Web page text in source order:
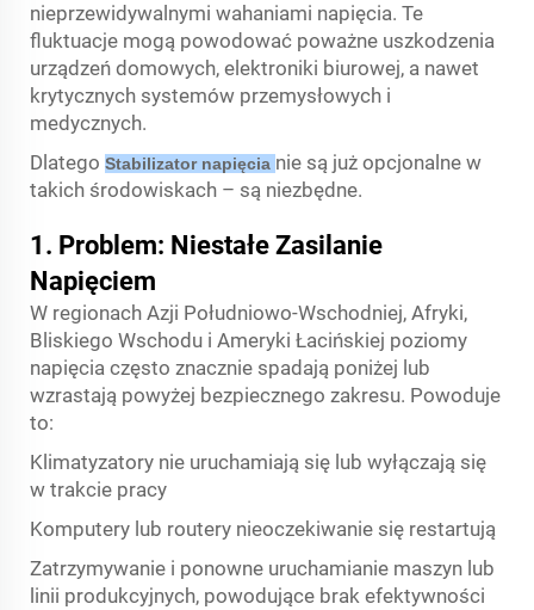
nieprzewidywalnymi wahaniami napięcia. Te
fluktuacje mogą powodować poważne uszkodzenia
urządzeń domowych, elektroniki biurowej, a nawet
krytycznych systemów przemysłowych i
medycznych.
Dlatego Stabilizator napięcia nie są już opcjonalne w
takich środowiskach – są niezbędne.
1. Problem: Niestałe Zasilanie
Napięciem
W regionach Azji Południowo-Wschodniej, Afryki,
Bliskiego Wschodu i Ameryki Łacińskiej poziomy
napięcia często znacznie spadają poniżej lub
wzrastają powyżej bezpiecznego zakresu. Powoduje
to:
Klimatyzatory nie uruchamiają się lub wyłączają się
w trakcie pracy
Komputery lub routery nieoczekiwanie się restartują
Zatrzymywanie i ponowne uruchamianie maszyn lub
linii produkcyjnych, powodujące brak efektywności